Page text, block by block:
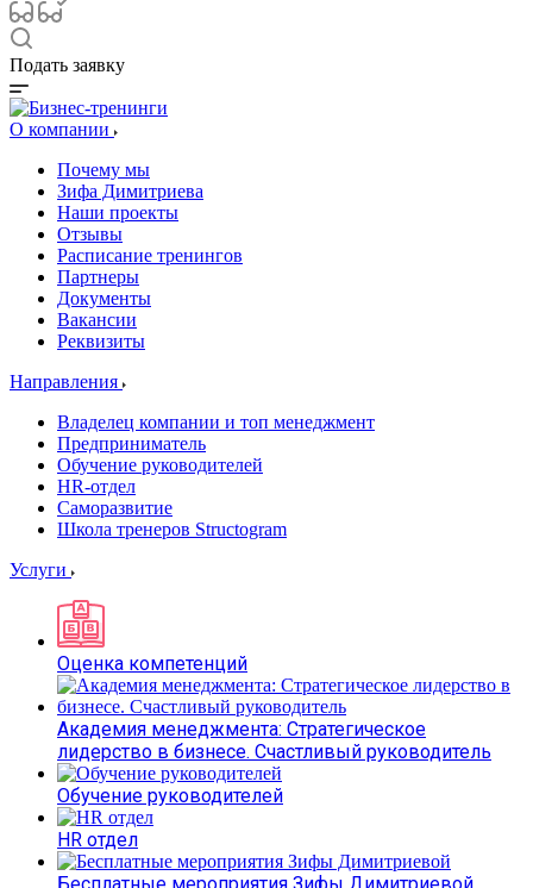
Подать заявку
О компании
Почему мы
Зифа Димитриева
Наши проекты
Отзывы
Расписание тренингов
Партнеры
Документы
Вакансии
Реквизиты
Направления
Владелец компании и топ менеджмент
Предприниматель
Обучение руководителей
HR-отдел
Саморазвитие
Школа тренеров Structogram
Услуги
Оценка компетенций
Академия менеджмента: Стратегическое
лидерство в бизнесе. Счастливый руководитель
Обучение руководителей
HR отдел